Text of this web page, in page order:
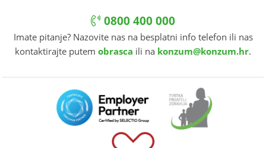
0800 400 000
Imate pitanje? Nazovite nas na besplatni info telefon ili nas
kontaktirajte putem obrasca ili na konzum@konzum.hr.